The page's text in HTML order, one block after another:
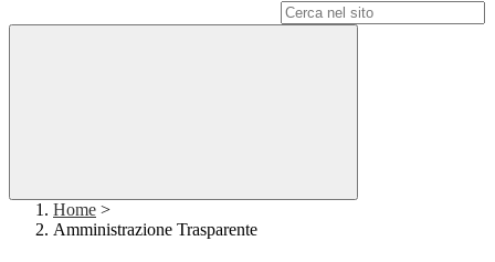
Home >
Amministrazione Trasparente